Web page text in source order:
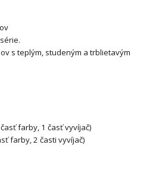
s teplým, studeným a trblietavým
farby, 1 časť vyvíjač)
farby, 2 časti vyvíjač)